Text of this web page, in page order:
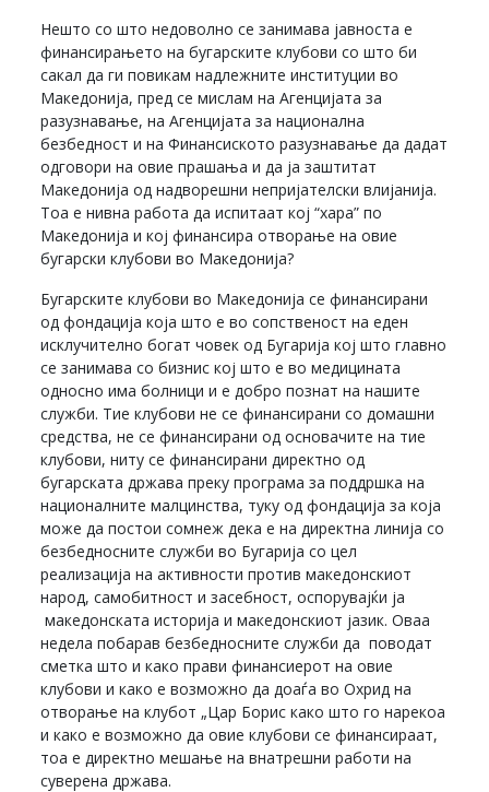
Нешто со што недоволно се занимава јавноста е
финансирањето на бугарските клубови со што би
сакал да ги повикам надлежните институции во
Македонија, пред се мислам на Агенцијата за
разузнавање, на Агенцијата за национална
безбедност и на Финансиското разузнавање да дадат
одговори на овие прашања и да ја заштитат
Македонија од надворешни непријателски влијанија.
Тоа е нивна работа да испитаат кој “хара” по
Македонија и кој финансира отворање на овие
бугарски клубови во Македонија?
Бугарските клубови во Македонија се финансирани
од фондација која што е во сопственост на еден
исклучително богат човек од Бугарија кој што главно
се занимава со бизнис кој што е во медицината
односно има болници и е добро познат на нашите
служби. Тие клубови не се финансирани со домашни
средства, не се финансирани од основачите на тие
клубови, ниту се финансирани директно од
бугарската држава преку програма за поддршка на
националните малцинства, туку од фондација за која
може да постои сомнеж дека е на директна линија со
безбедносните служби во Бугарија со цел
реализација на активности против македонскиот
народ, самобитност и засебност, оспорувајќи ја
македонската историја и македонскиот јазик. Оваа
недела побарав безбедносните служби да поводат
сметка што и како прави финансиерот на овие
клубови и како е возможно да доаѓа во Охрид на
отворање на клубот „Цар Борис како што го нарекоа
и како е возможно да овие клубови се финансираат,
тоа е директно мешање на внатрешни работи на
суверена држава.